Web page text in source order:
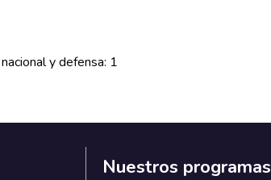
y defensa: 1
Nuestros programas